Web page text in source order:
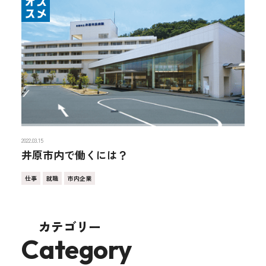
2022.03.15
井原市内で働くには？
仕事 就職 市内企業
カテゴリー
Category